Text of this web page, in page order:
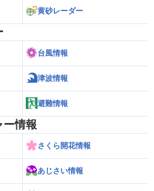
黄砂レーダー
台風情報
津波情報
避難情報
ー情報
さくら開花情報
あじさい情報